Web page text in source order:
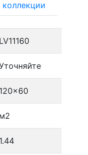
LV11160
120x60
м2
1.44